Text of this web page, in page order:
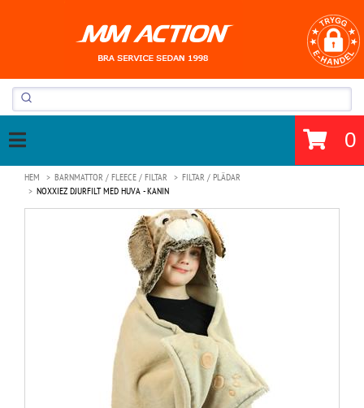
0
HEM BARNMATTOR / FLEECE / FILTAR
FILTAR / PLÄDAR
NOXXIEZ DJURFILT MED HUVA - KANIN